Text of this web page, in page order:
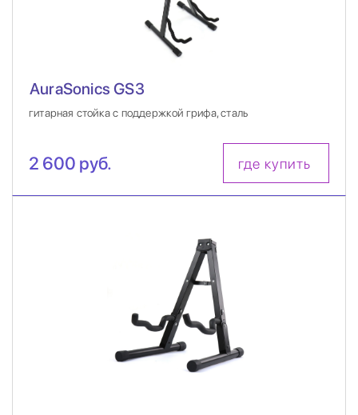
AuraSonics GS3
гитарная стойка с поддержкой грифа, сталь
2 600 руб. где купить